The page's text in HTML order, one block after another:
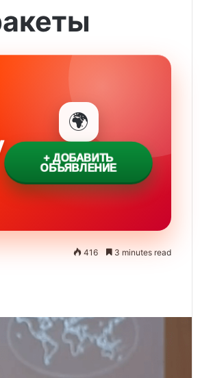
🌍
+ ДОБАВИТЬ
ОБЪЯВЛЕНИЕ
416 3 minutes read